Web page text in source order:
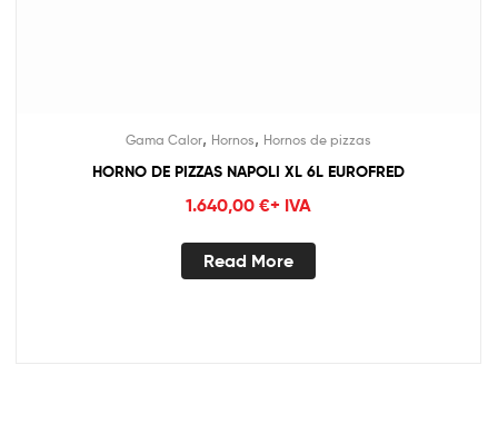
Gama Calor, Hornos, Hornos de pizzas
HORNO DE PIZZAS NAPOLI XL 6L EUROFRED
1.640,00 €+ IVA
Read More